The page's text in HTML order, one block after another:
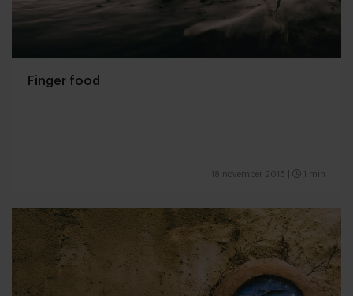
Finger food
18 november 2015 1 min